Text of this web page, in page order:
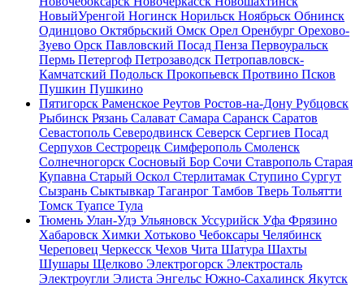
НовыйУренгой Ногинск Норильск Ноябрьск Обнинск
Одинцово Октябрьский Омск Орел Оренбург Орехово-
Зуево Орск Павловский Посад Пенза Первоуральск
Пермь Петергоф Петрозаводск Петропавловск-
Камчатский Подольск Прокопьевск Протвино Псков
Пушкин Пушкино
Пятигорск Раменское Реутов Ростов-на-Дону Рубцовск
Рыбинск Рязань Салават Самара Саранск Саратов
Севастополь Северодвинск Северск Сергиев Посад
Серпухов Сестрорецк Симферополь Смоленск
Солнечногорск Сосновый Бор Сочи Ставрополь Старая
Купавна Старый Оскол Стерлитамак Ступино Сургут
Сызрань Сыктывкар Таганрог Тамбов Тверь Тольятти
Томск Туапсе Тула
Тюмень Улан-Удэ Ульяновск Уссурийск Уфа Фрязино
Хабаровск Химки Хотьково Чебоксары Челябинск
Череповец Черкесск Чехов Чита Шатура Шахты
Шушары Щелково Электрогорск Электросталь
Электроугли Элиста Энгельс Южно-Сахалинск Якутск